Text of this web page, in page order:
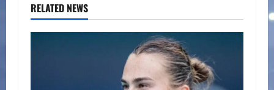
RELATED NEWS